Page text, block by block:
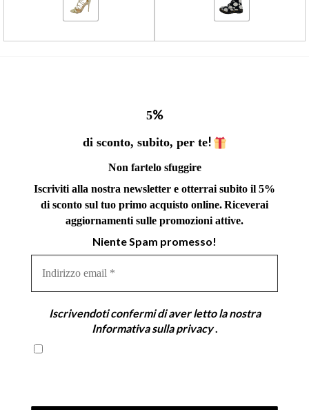
5%
di sconto, subito, per te!
Non fartelo sfuggire
Iscriviti alla nostra newsletter e otterrai subito il 5%
di sconto sul tuo primo acquisto online.Riceverai
aggiornamenti sulle promozioni attive.
Niente Spam promesso!
email
Iscrivendoti confermi di aver letto la nostra
Informativa sulla privacy.